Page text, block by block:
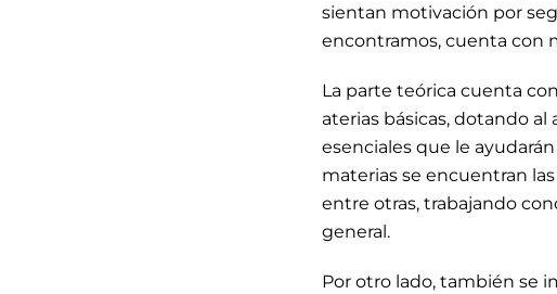
sientan motivación por
encontramos, cuenta con
La parte teórica cuenta
aterias básicas, dotando
esenciales que le
materias se encuentran
entre otras, trabajando
general.
Por otro lado, también se